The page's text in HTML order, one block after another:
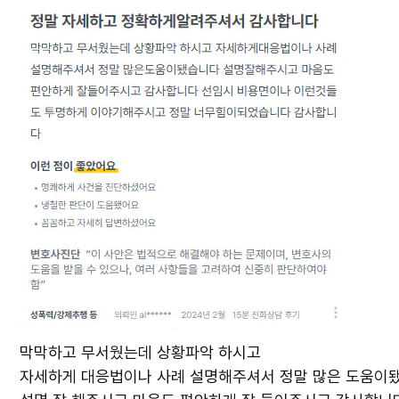
막막하고 무서웠는데 상황파악 하시고
자세하게 대응법이나 사례 설명해주셔서 정말 많은 도움이